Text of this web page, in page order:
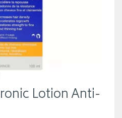
Lotion Anti-